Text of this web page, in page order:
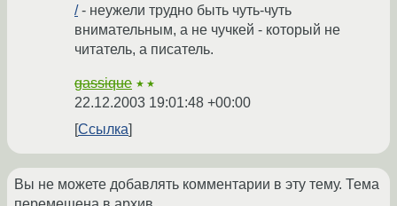
/- неужели трудно быть чуть-чуть
внимательным, а не чучкей - который не
читатель, а писатель.
gassique ★★
22.12.2003 19:01:48 +00:00
Ссылка
Вы не можете добавлять комментарии в эту тему. Тема